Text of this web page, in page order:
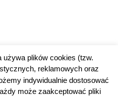
używa plików cookies (tzw.
reklamowych oraz
indywidualnie dostosować
może zaakceptować pliki